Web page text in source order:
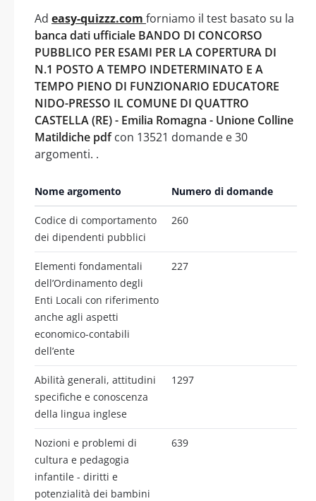
Ad easy-quizzz.com forniamo il test basato su la
banca dati ufficiale BANDO DI CONCORSO
PUBBLICO PER ESAMI PER LA COPERTURA DI
N.1 POSTO A TEMPO INDETERMINATO E A
TEMPO PIENO DI FUNZIONARIO EDUCATORE
NIDO-PRESSO IL COMUNE DI QUATTRO
CASTELLA (RE) - Emilia Romagna - Unione Colline
Matildiche pdfcon 13521 domande e 30
argomenti. .
Nome argomento Numero di domande
Codice di comportamento
dei dipendenti pubblici
260
Elementi fondamentali
dell’Ordinamento degli
Enti Locali con riferimento
anche agli aspetti
economico-contabili
dell’ente
227
Abilità generali, attitudini
specifiche e conoscenza
della lingua inglese
1297
Nozioni e problemi di
cultura e pedagogia
infantile - diritti e
potenzialità dei bambini
639